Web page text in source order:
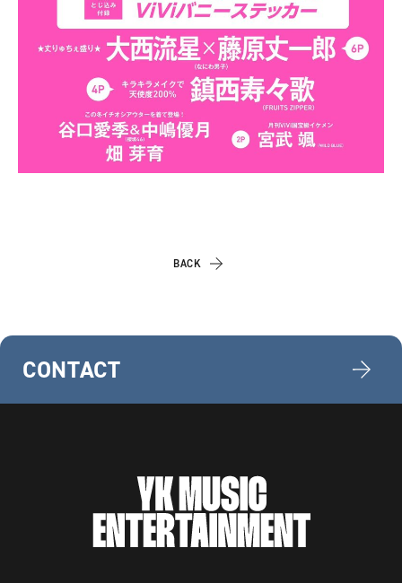
BACK
CONTACT